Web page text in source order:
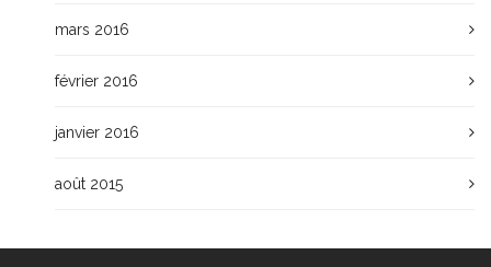
mars 2016
février 2016
janvier 2016
août 2015